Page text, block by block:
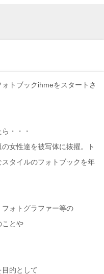
トブックihmeをスタートさ
・・・
女性達を被写体に抜擢。ト
タイルのフォトブックを年
ォトグラファー等の
ことや
的として